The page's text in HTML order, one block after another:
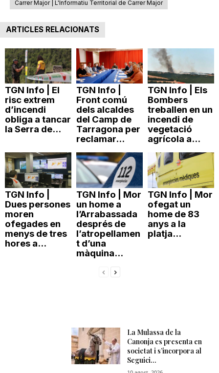
Carrer Major | L'Informatiu Territorial de Carrer Major
ARTICLES RELACIONATS
TGN Info | El
risc extrem
d’incendi
obliga a tancar
la Serra de...
TGN Info |
Front comú
dels alcaldes
del Camp de
Tarragona per
reclamar...
TGN Info | Els
Bombers
treballen en un
incendi de
vegetació
agrícola a...
TGN Info |
Dues persones
moren
ofegades en
menys de tres
hores a...
TGN Info | Mor
un home a
l’Arrabassada
després de
l’atropellamen
t d’una
màquina...
TGN Info | Mor
ofegat un
home de 83
anys a la
platja...